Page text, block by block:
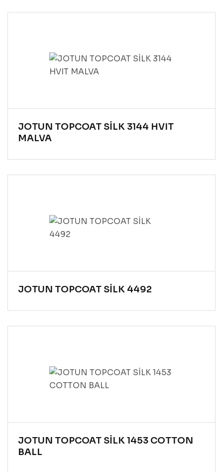
JOTUN TOPCOAT SİLK 3144 HVIT
MALVA
JOTUN TOPCOAT SİLK 4492
JOTUN TOPCOAT SİLK 1453 COTTON
BALL